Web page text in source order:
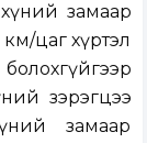
замаар
цаг хүртэл
зэрэгцээ
замаар